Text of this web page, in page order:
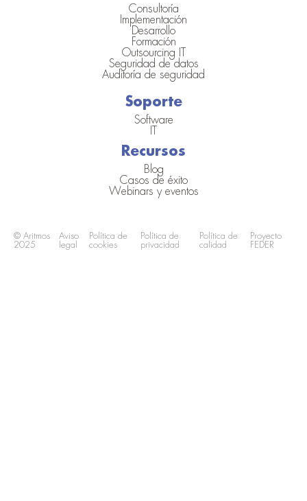
Consultoría
Implementación
Desarrollo
Formación
Outsourcing IT
Seguridad de datos
Auditoría de seguridad
Soporte
Software
IT
Recursos
Blog
Casos de éxito
Webinars y eventos
© Aritmos
2025
Aviso
legal
Política de
cookies
Política de
privacidad
Política de
calidad
Proyecto
FEDER